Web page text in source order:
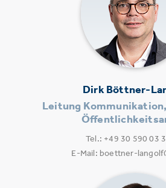
Dirk Böttner-
Leitung
Tel.: +49 30 590 03
E-Mail: boettner-